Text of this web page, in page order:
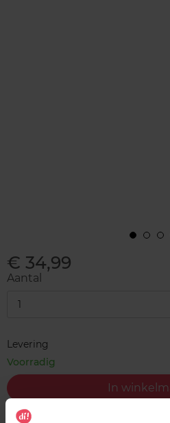
€ 34,99
Aantal
1
Levering
Voorradig
In